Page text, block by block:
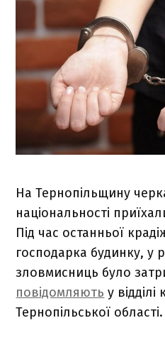
На Тернопільщину
національності
Під час останньої
господарка будинку, у
зловмисниць було
повідомляють у відділі
Тернопільської області.